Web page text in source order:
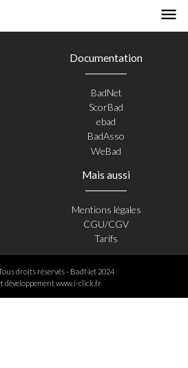
Documentation
BadNet
ScorBad
ebad
BadAsso
WeBad
Mais aussi
Mentions légales
CGU/CGV
Tarifs
droits réservés - BadNet 2024
développementwww.i-click.fr